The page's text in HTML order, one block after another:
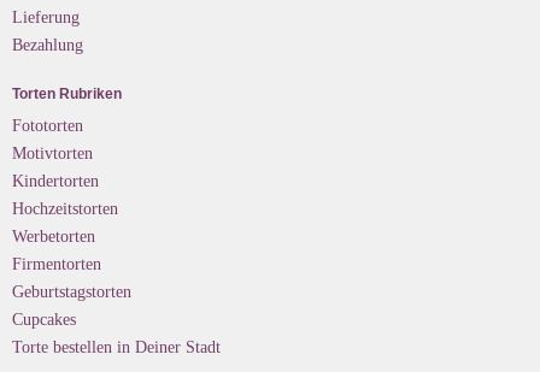
Lieferung
Bezahlung
Torten Rubriken
Fototorten
Motivtorten
Kindertorten
Hochzeitstorten
Werbetorten
Firmentorten
Geburtstagstorten
Cupcakes
Torte bestellen in Deiner Stadt